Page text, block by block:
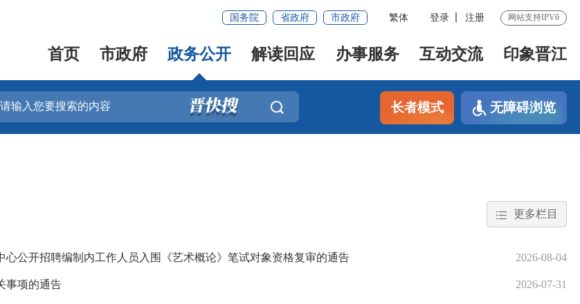
国务院 省政府 市政府 繁体 登录 注册 网站支持IPV6
首页 市政府 政务公开 解读回应 办事服务 互动交流 印象晋江
长者模式 无障碍浏览
更多栏目
公开招聘编制内工作人员入围《艺术概论》笔试对象资格复审的通告 2026-08-04
事项的通告 2026-07-31